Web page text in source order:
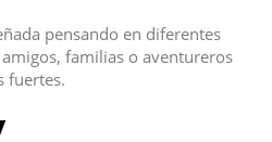
pensando en diferentes
familias o aventureros
fuertes.